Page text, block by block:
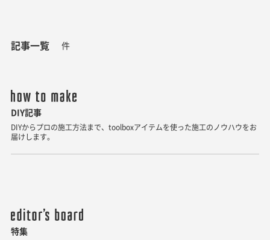
記事一覧 件
DIY記事
DIYからプロの施工方法まで、toolboxアイテムを使った施工のノウハウをお
届けします。
特集